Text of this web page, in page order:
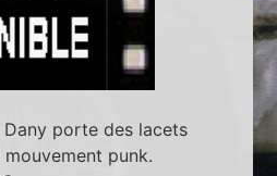
porte des lacets
punk.